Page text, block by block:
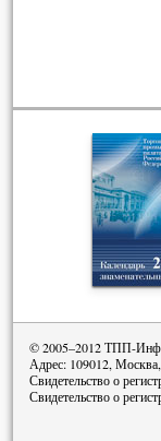
© 2005–2012 ТПП-
Адрес: 109012,
Свидетельство о
Свидетельство о